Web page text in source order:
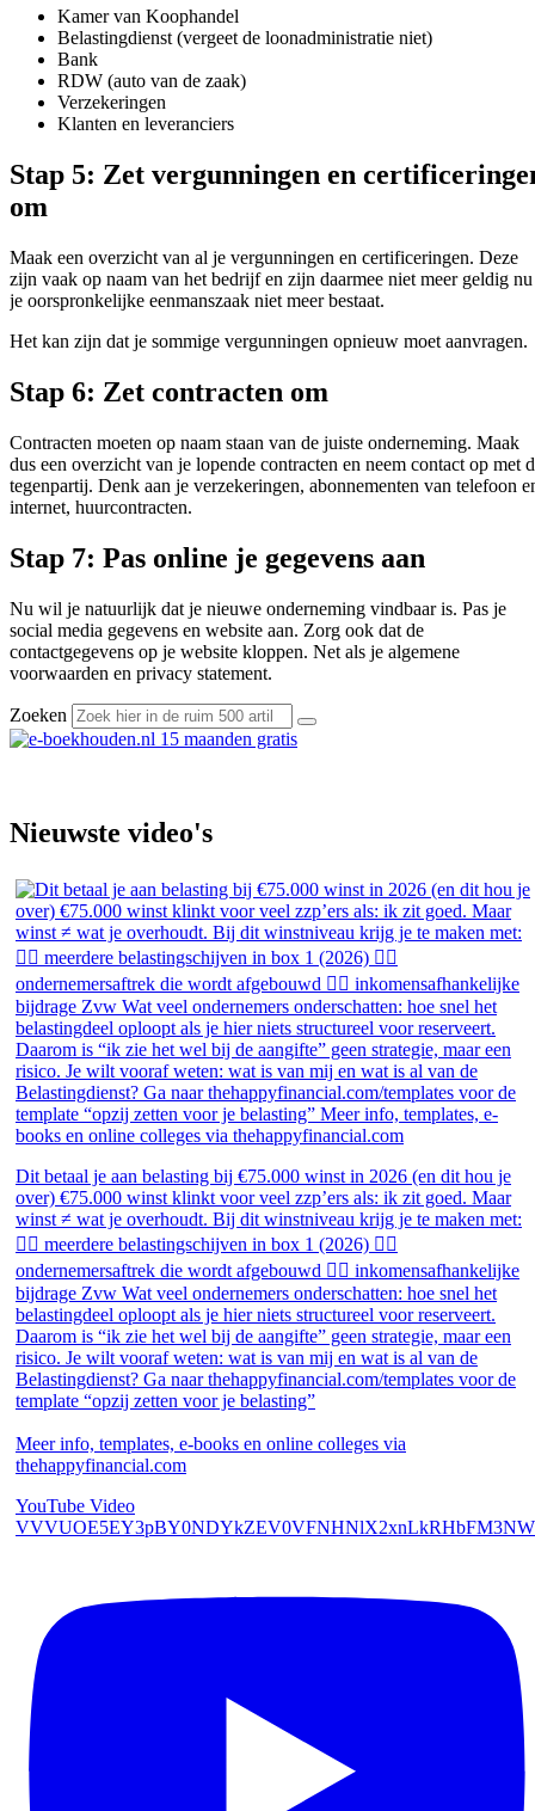
Kamer van Koophandel
Belastingdienst (vergeet de loonadministratie niet)
Bank
RDW (auto van de zaak)
Verzekeringen
Klanten en leveranciers
Stap 5: Zet vergunningen en
om
Maak een overzicht van al je vergunningen en certificeringen. Deze
zijn vaak op naam van het bedrijf en zijn daarmee niet meer geldig nu
je oorspronkelijke eenmanszaak niet meer bestaat.
Het kan zijn dat je sommige vergunningen opnieuw moet aanvragen.
Stap 6: Zet contracten om
Contracten moeten op naam staan van de juiste onderneming. Maak
dus een overzicht van je lopende contracten en neem contact op met
tegenpartij. Denk aan je verzekeringen, abonnementen van telefoon
internet, huurcontracten.
Stap 7: Pas online je gegevens aan
Nu wil je natuurlijk dat je nieuwe onderneming vindbaar is. Pas je
social media gegevens en website aan. Zorg ook dat de
contactgegevens op je website kloppen. Net als je algemene
voorwaarden en privacy statement.
Zoeken
Nieuwste video's
Dit betaal je aan belasting bij €75.000 winst in 2026 (en dit hou je
over) €75.000 winst klinkt voor veel zzp’ers als: ik zit goed. Maar
winst ≠ wat je overhoudt. Bij dit winstniveau krijg je te maken met:
👉🏻 meerdere belastingschijven in box 1 (2026) 👉🏻
ondernemersaftrek die wordt afgebouwd 👉🏻 inkomensafhankelijke
bijdrage Zvw Wat veel ondernemers onderschatten: hoe snel het
belastingdeel oploopt als je hier niets structureel voor reserveert.
Daarom is “ik zie het wel bij de aangifte” geen strategie, maar een
risico. Je wilt vooraf weten: wat is van mij en wat is al van de
Belastingdienst? Ga naar thehappyfinancial.com/templates voor de
template “opzij zetten voor je belasting”
Meer info, templates, e-books en online colleges via
thehappyfinancial.com
YouTube Video